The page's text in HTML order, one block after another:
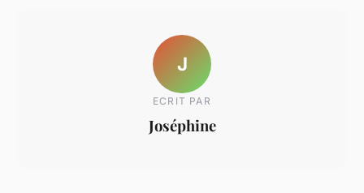
J
ECRIT PAR
Joséphine